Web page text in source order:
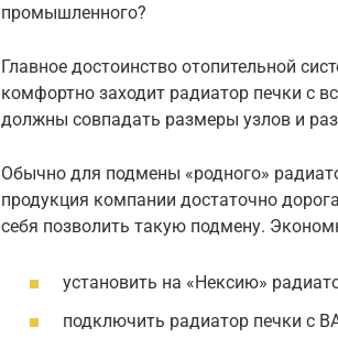
промышленного?
Главное достоинство отопительной
комфортно заходит радиатор печки с
должны совпадать размеры узлов и
Обычно для подмены «родного»
продукция компании достаточно
себя позволить такую подмену.
установить на «Нексию»
подключить радиатор печки с